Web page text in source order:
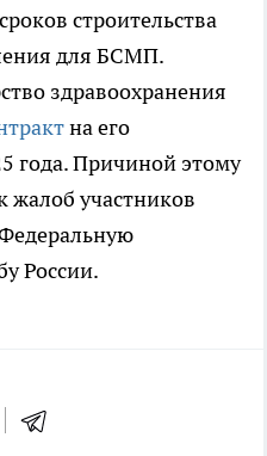
строительства
для БСМП.
здравоохранения
на его
года. Причиной этому
жалоб участников
России.